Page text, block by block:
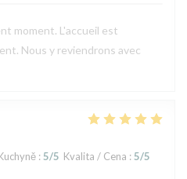
moment. L'accueil est
Nous y reviendrons avec
: 5/5 Kvalita / Cena : 5/5